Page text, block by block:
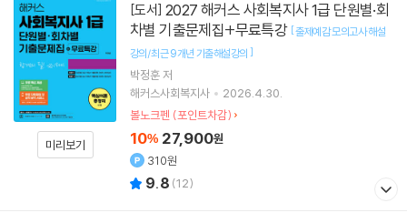
미리보기
[도서]
차별 기출문제집+무료특강 [출제예감 모의고사 해설
강의/최근 9개년 기출해설강의 ]
박정훈저
해커스사회복지사
2026.4.30.
볼노크펜 (포인트차감)
10% 27,900원
310원
9.8 (12)